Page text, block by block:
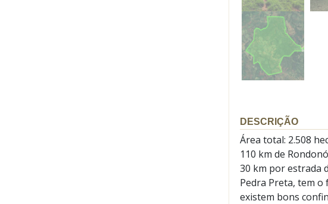
DESCRIÇÃO
Área total: 2.508
110 km de
30 km por estrada
Pedra Preta, tem o
existem bons